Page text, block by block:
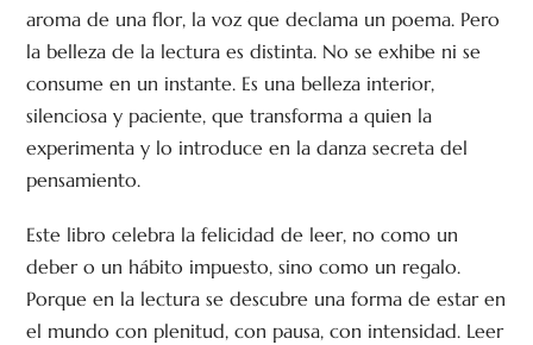
aroma de una flor, la voz que declama un poema. Pero
la belleza de la lectura es distinta. No se exhibe ni se
consume en un instante. Es una belleza interior,
silenciosa y paciente, que transforma a quien la
experimenta y lo introduce en la danza secreta del
pensamiento.
Este libro celebra la felicidad de leer, no como un
deber o un hábito impuesto, sino como un regalo.
Porque en la lectura se descubre una forma de estar en
el mundo con plenitud, con pausa, con intensidad. Leer